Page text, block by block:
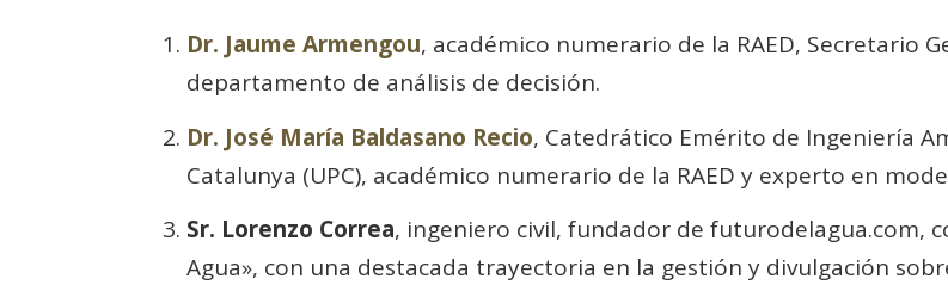
Dr. Jaume Armengou, académico numerario de la RAED, Secretario
departamento de análisis de decisión.
Dr. José María Baldasano Recio, Catedrático Emérito de Ingeniería
Catalunya (UPC), académico numerario de la RAED y experto en
Sr. Lorenzo Correa, ingeniero civil, fundador de futurodelagua.com,
Agua», con una destacada trayectoria en la gestión y divulgación